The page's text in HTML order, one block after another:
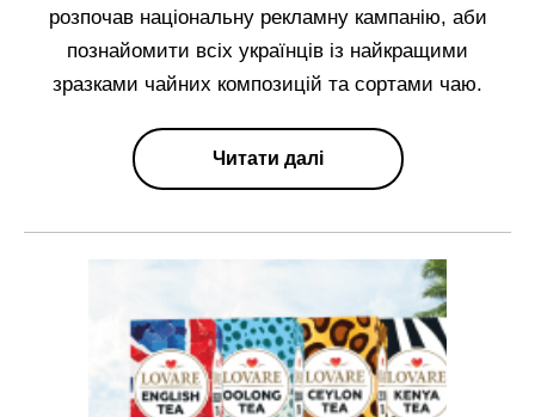
розпочав національну рекламну кампанію, аби
познайомити всіх українців із найкращими
зразками чайних композицій та сортами чаю.
Читати далі